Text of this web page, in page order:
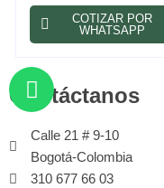
COTIZAR POR
WHATSAPP
Contáctanos
Calle 21 # 9-10
Bogotá-Colombia
310 677 66 03